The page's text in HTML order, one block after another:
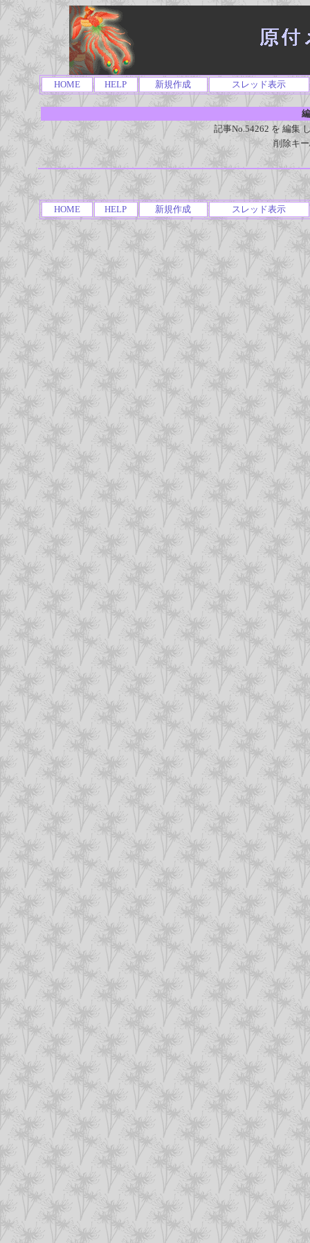
HOME HELP 新規作成 スレッド表示
記事No.54262 を 編集
削除キ
HOME HELP 新規作成 スレッド表示